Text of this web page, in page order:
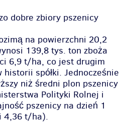
dobre zbiory pszenicy
na powierzchni 20,2
139,8 tys. ton zboża
6,9 t/ha, co jest drugim
spółki. Jednocześnie
niż średni plon pszenicy
Polityki Rolnej i
pszenicy na dzień 1
4,36 t/ha).